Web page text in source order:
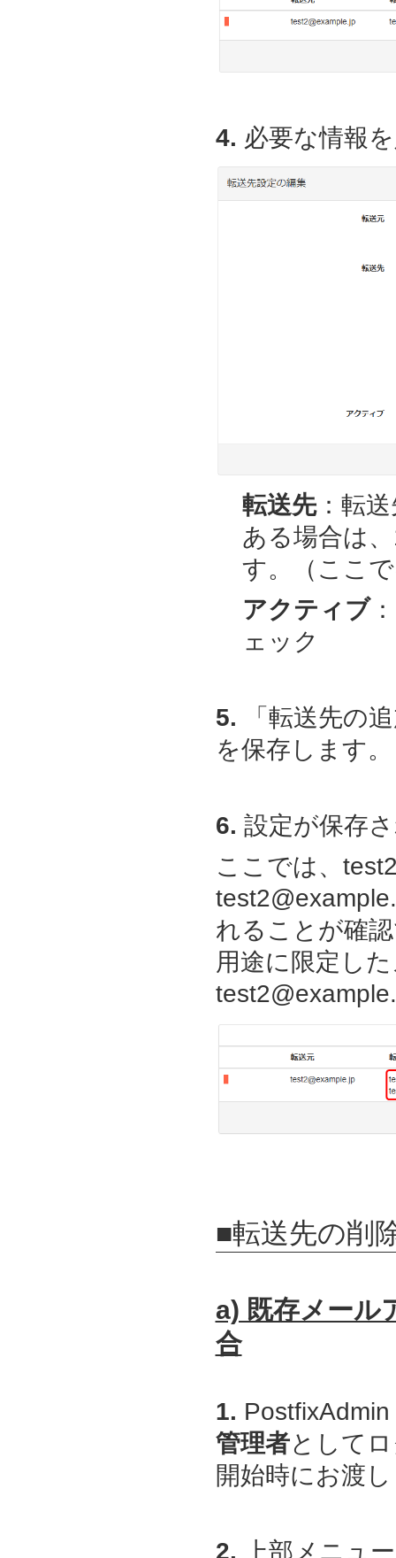
4. 必要な情報
転送先：転
ある場合は
す。（ここ
アクティブ
ェック
5. 「転送先の
を保存します。
6. 設定が保存
ここでは、
れることが確
用途に限定し
■転送先の削
a) 既存メール
合
1. PostfixAdmin
管理者として
開始時にお渡
2. 上部メニュ